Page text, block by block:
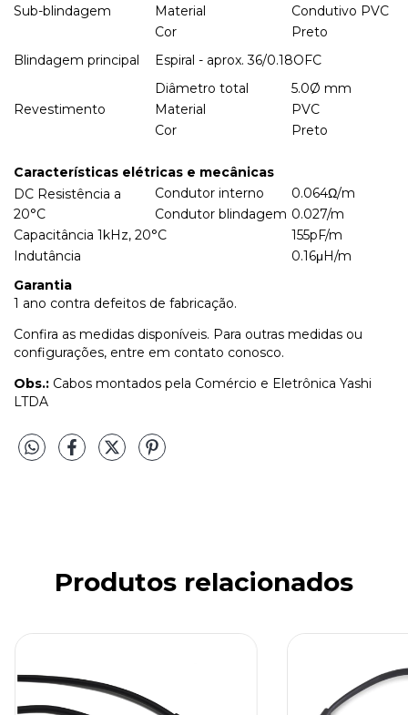
Sub-blindagem
Material
Condutivo PVC
Cor
Preto
Blindagem principal
Espiral - aprox. 36/0.18OFC
Revestimento
Diâmetro total
5.0Ø mm
Material
PVC
Cor
Preto
Características elétricas e mecânicas
DC Resistência a
20°C
Condutor interno
0.064Ω/m
Condutor blindagem 0.027/m
Capacitância 1kHz, 20°C
155pF/m
Indutância
0.16μH/m
Garantia
1 ano contra defeitos de fabricação.
Confira as medidas disponíveis. Para outras medidas ou
configurações, entre em contato conosco.
Obs.: Cabos montados pela Comércio e Eletrônica Yashi
LTDA
Produtos relacionados